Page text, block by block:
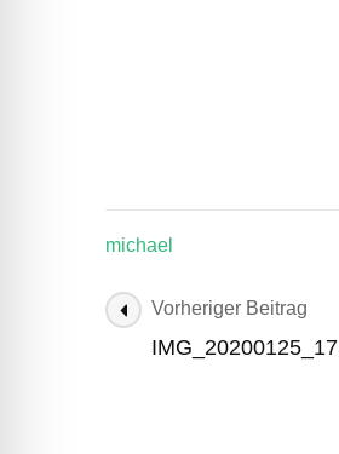
michael
Vorheriger Beitrag